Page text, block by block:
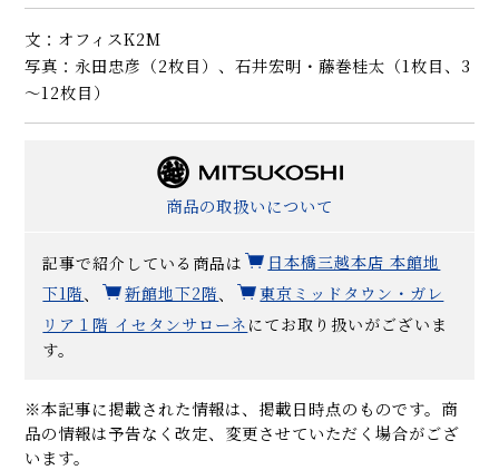
文：オフィスK2M
写真：永田忠彦（2枚目）、石井宏明・藤巻桂太（1枚目、3
～12枚目）
商品の取扱いについて
記事で紹介している商品は
日本橋三越本店 本館地
下1階、 新館地下2階、
東京ミッドタウン・ガレ
リア１階 イセタンサローネ にてお取り扱いがございま
す。
※本記事に掲載された情報は、掲載日時点のものです。商
品の情報は予告なく改定、変更させていただく場合がござ
います。